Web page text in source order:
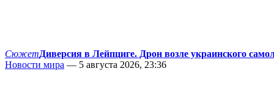
СюжетДиверсия в Лейпциге. Дрон возле украинского
Новости мира — 5 августа 2026, 23:36